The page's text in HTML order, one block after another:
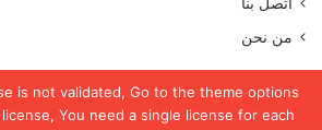
is not validated, Go to the theme options
You need a single license for each
اتصل بنا
من نحن
جميع الحقوق محفوظة موقع رمسة عرب